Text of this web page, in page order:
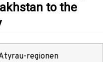
to the
regionen